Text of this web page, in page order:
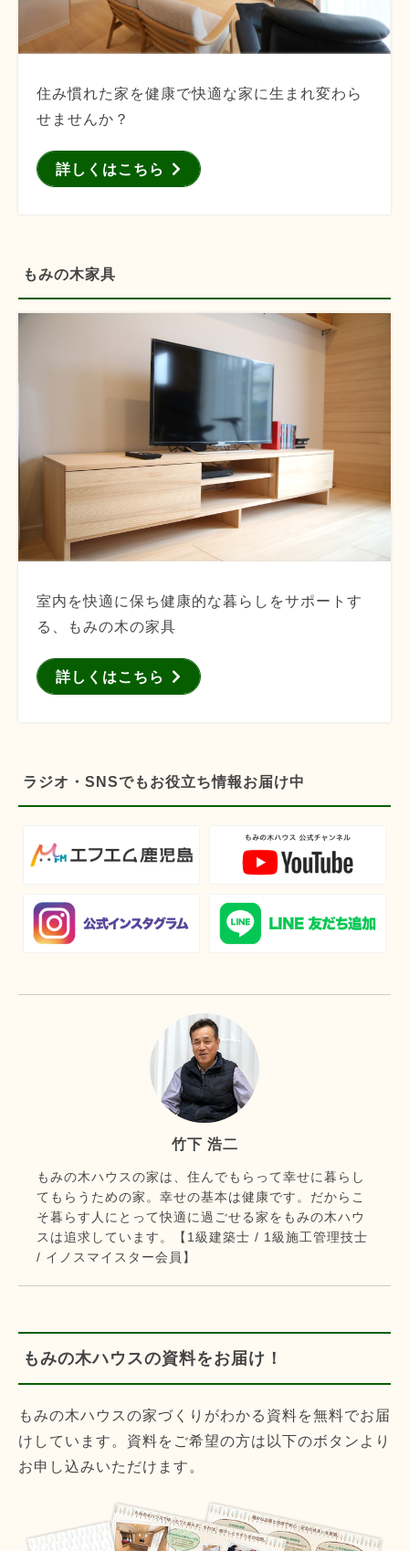
住み慣れた家を健康で快適な家に生まれ変わら
せませんか？
詳しくはこちら
もみの木家具
室内を快適に保ち健康的な暮らしをサポートす
る、もみの木の家具
詳しくはこちら
ラジオ・SNSでもお役立ち情報お届け中
竹下 浩二
もみの木ハウスの家は、住んでもらって幸せに暮らし
てもらうための家。幸せの基本は健康です。だからこ
そ暮らす人にとって快適に過ごせる家をもみの木ハウ
スは追求しています。【1級建築士 / 1級施工管理技士
/ イノスマイスター会員】
もみの木ハウスの資料をお届け！
もみの木ハウスの家づくりがわかる資料を無料でお届
けしています。資料をご希望の方は以下のボタンより
お申し込みいただけます。